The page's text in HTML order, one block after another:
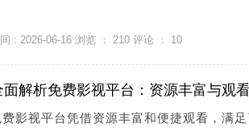
: 2026-06-16 浏览 ： 210 评论 ： 10
面解析免费影视平台：资源丰富与观
影视平台凭借资源丰富和便捷观看，满